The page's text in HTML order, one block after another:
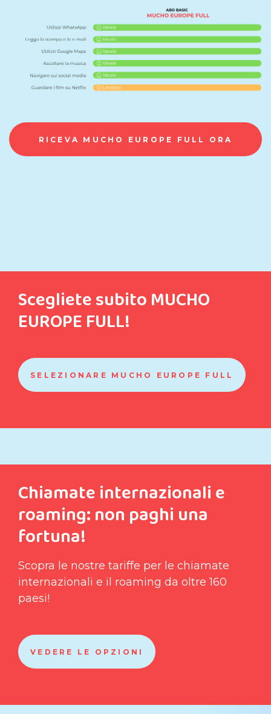
RICEVA MUCHO EUROPE FULL ORA
Scegliete subito MUCHO
EUROPE FULL!
SELEZIONARE MUCHO EUROPE FULL
Chiamate internazionali e
roaming: non paghi una
fortuna!
Scopra le nostre tariffe per le chiamate
internazionali e il roaming da oltre 160
paesi!
VEDERE LE OPZIONI